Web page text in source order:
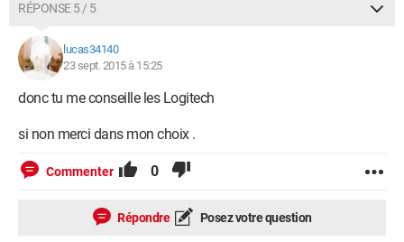
RÉPONSE 5 / 5
lucas34140
23 sept. 2015 à 15:25
donc tu me conseille les Logitech
si non merci dans mon choix .
Commenter 0
Répondre Posez votre question